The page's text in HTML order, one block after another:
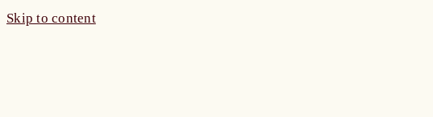
Skip to content